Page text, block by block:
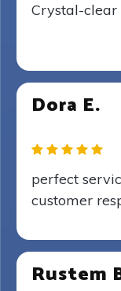
Crystal-clear
Dora E.
perfect
customer
Rustem